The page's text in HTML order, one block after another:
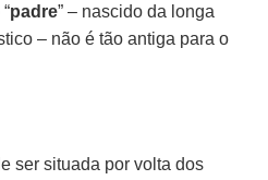
padre” – nascido da longa
– não é tão antiga para o
ser situada por volta dos